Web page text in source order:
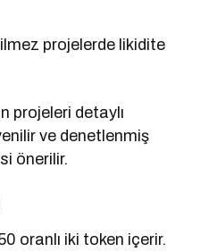
projelerde likidite
projeleri detaylı
ve denetlenmiş
önerilir.
oranlı iki token içerir.